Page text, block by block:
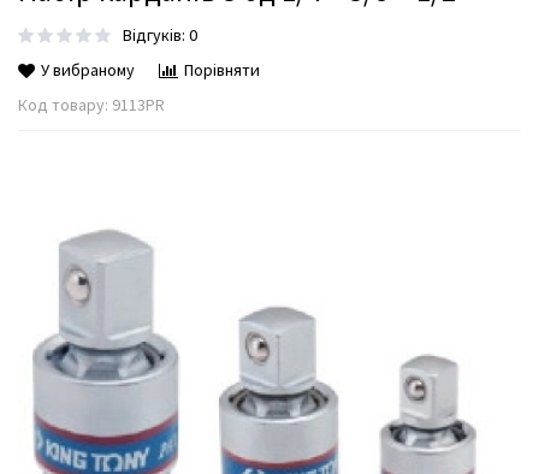
Відгуків: 0
У вибраному
Порівняти
Код товару: 9113PR